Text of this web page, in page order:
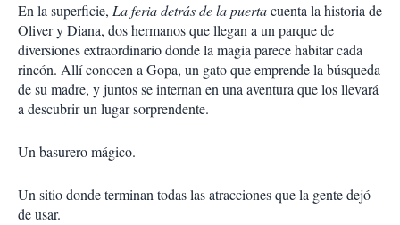
En la superficie, La feria detrás de la puertacuenta la historia de
Oliver y Diana, dos hermanos que llegan a un parque de
diversiones extraordinario donde la magia parece habitar cada
rincón. Allí conocen a Gopa, un gato que emprende la búsqueda
de su madre, y juntos se internan en una aventura que los llevará
a descubrir un lugar sorprendente.
Un basurero mágico.
Un sitio donde terminan todas las atracciones que la gente dejó
de usar.